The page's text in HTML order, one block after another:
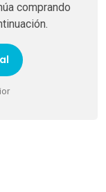
comprando